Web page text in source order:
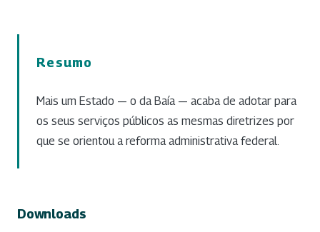
Resumo
Mais um Estado — o da Baía — acaba de adotar para
os seus serviços públicos as mesmas diretrizes por
que se orientou a reforma administrativa federal.
Downloads